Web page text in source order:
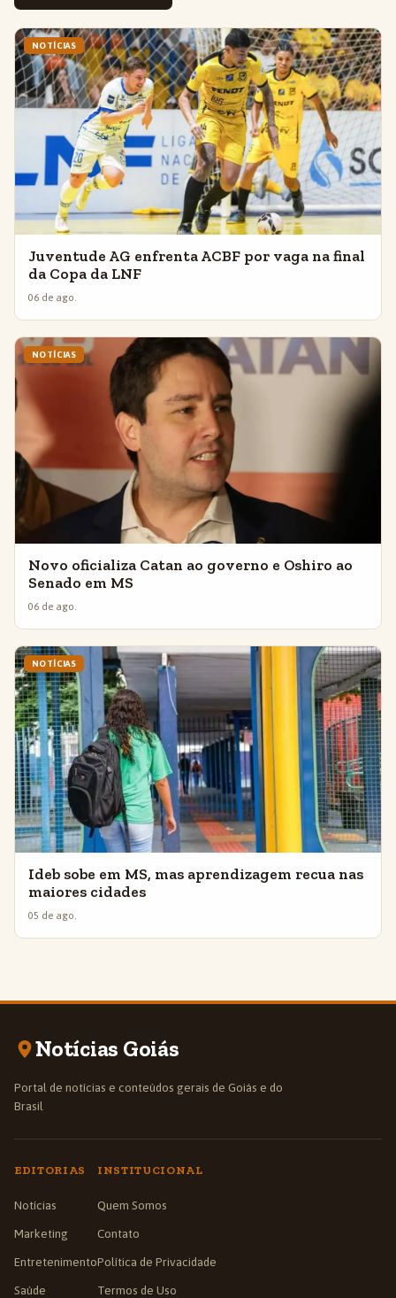
NOTÍCIAS
Juventude AG enfrenta ACBF por vaga na final
da Copa da LNF
06 de ago.
NOTÍCIAS
Novo oficializa Catan ao governo e Oshiro ao
Senado em MS
06 de ago.
NOTÍCIAS
Ideb sobe em MS, mas aprendizagem recua nas
maiores cidades
05 de ago.
Notícias Goiás
Portal de notícias e conteúdos gerais de Goiás e do
Brasil
EDITORIAS
Notícias
Marketing
Entretenimento
Saúde
INSTITUCIONAL
Quem Somos
Contato
Política de Privacidade
Termos de Uso